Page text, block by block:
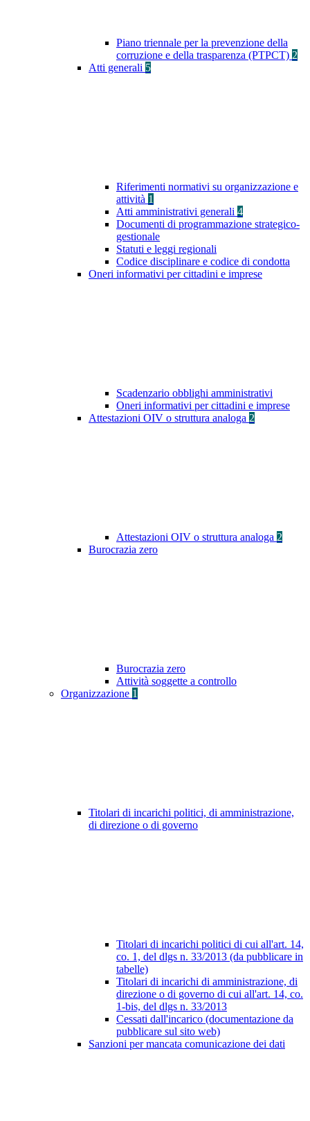
Piano triennale per la prevenzione della
corruzione e della trasparenza (PTPCT) 2
Atti generali 5
Riferimenti normativi su organizzazione e
attività 1
Atti amministrativi generali 4
Documenti di programmazione strategico-
gestionale
Statuti e leggi regionali
Codice disciplinare e codice di condotta
Oneri informativi per cittadini e imprese
Scadenzario obblighi amministrativi
Oneri informativi per cittadini e imprese
Attestazioni OIV o struttura analoga 2
Attestazioni OIV o struttura analoga 2
Burocrazia zero
Burocrazia zero
Attività soggette a controllo
Organizzazione 1
Titolari di incarichi politici, di amministrazione,
di direzione o di governo
Titolari di incarichi politici di cui all'art. 14,
co. 1, del dlgs n. 33/2013 (da pubblicare in
tabelle)
Titolari di incarichi di amministrazione, di
direzione o di governo di cui all'art. 14, co.
1-bis, del dlgs n. 33/2013
Cessati dall'incarico (documentazione da
pubblicare sul sito web)
Sanzioni per mancata comunicazione dei dati